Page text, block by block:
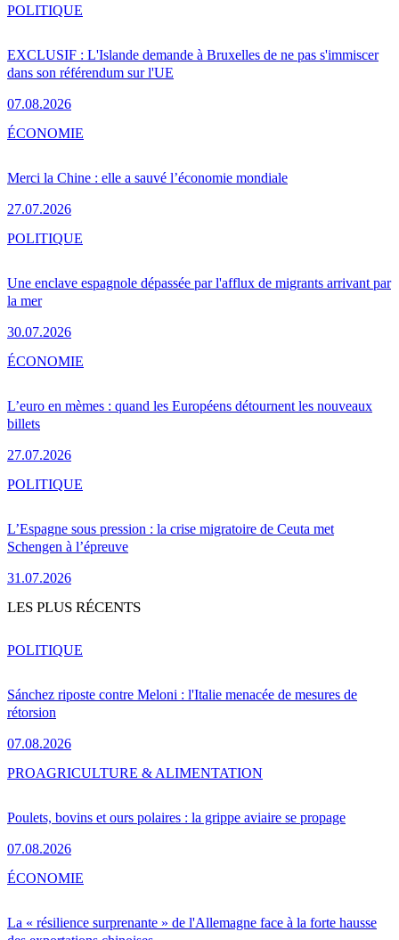
EXCLUSIF : L'Islande demande à Bruxelles de ne pas s'immiscer
dans son référendum sur l'UE
07.08.2026
POLITIQUE
Merci la Chine : elle a sauvé l’économie mondiale
27.07.2026
ÉCONOMIE
Une enclave espagnole dépassée par l'afflux de migrants arrivant par
la mer
30.07.2026
POLITIQUE
L’euro en mèmes : quand les Européens détournent les nouveaux
billets
27.07.2026
ÉCONOMIE
L’Espagne sous pression : la crise migratoire de Ceuta met
Schengen à l’épreuve
31.07.2026
POLITIQUE
LES PLUS RÉCENTS
Sánchez riposte contre Meloni : l'Italie menacée de mesures de
rétorsion
07.08.2026
POLITIQUE
Poulets, bovins et ours polaires : la grippe aviaire se propage
07.08.2026
PROAGRICULTURE & ALIMENTATION
La « résilience surprenante » de l'Allemagne face à la forte hausse
ÉCONOMIE